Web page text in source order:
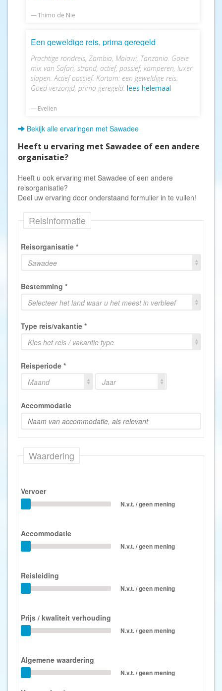
Thimo de Nie
Een geweldige reis, prima geregeld
Prachtige rondreis, Zambia, Malawi, Tanzania. Goeie
mix van Safari, strand, actief, passief, kamperen, luxer
slapen. Actief passief. Kortom: een geweldige reis.
Goed verzorgd, prima geregeld. lees helemaal
Evelien
Bekijk alle ervaringen met Sawadee
Heeft u ervaring met Sawadee of een andere
organisatie?
Heeft u ook ervaring met Sawadee of een andere
reisorganisatie?
Deel uw ervaring door onderstaand formulier in te vullen!
Reisinformatie
Reisorganisatie *
Sawadee
Bestemming *
Selecteer het land waar u het meest in verbleef
Type reis/vakantie *
Kies het reis / vakantie type
Reisperiode *
Maand
Jaar
Accommodatie
Waardering
Vervoer
N.v.t. / geen mening
Accommodatie
N.v.t. / geen mening
Reisleiding
N.v.t. / geen mening
Prijs / kwaliteit verhouding
N.v.t. / geen mening
Algemene waardering
N.v.t. / geen mening